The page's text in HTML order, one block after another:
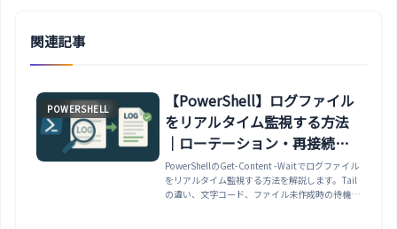
関連記事
POWERSHELL
【PowerShell】ログファイル
をリアルタイム監視する方法
｜ローテーション・再接続対
応
PowerShellのGet-Content -Waitでログファイル
をリアルタイム監視する方法を解説します。Tail
の違い、文字コード、ファイル未作成時の待機、